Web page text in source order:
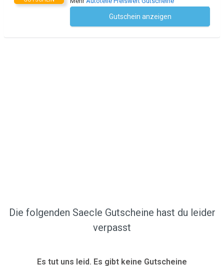
Gutschein anzeigen
Die folgenden Saecle Gutscheine hast du leider
verpasst
Es tut uns leid. Es gibt keine Gutscheine